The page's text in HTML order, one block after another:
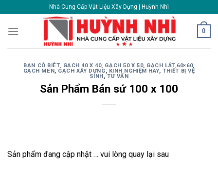
content
Nhà Cung Cấp Vật Liệu Xây Dựng | Huỳnh Nhì
0
BẠN CÓ BIÊT, GẠCH 40 X 40, GẠCH 50 X 50, GẠCH LÁT 60×60,
GẠCH MEN, GẠCH XÂY DỰNG, KINH NGHIỆM HAY,THIẾT BỊ VỆ
SINH, TƯ VẤN
Sản Phẩm Bán sứ 100 x 100
Sản phẩm đang cập nhật … vui lòng quay lại sau